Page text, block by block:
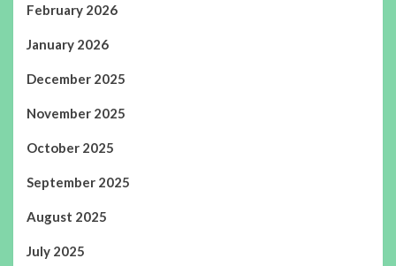
February 2026
January 2026
December 2025
November 2025
October 2025
September 2025
August 2025
July 2025